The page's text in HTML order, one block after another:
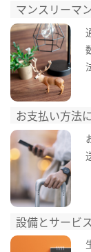
マンスリーマ
お支払い方法
設備とサービ